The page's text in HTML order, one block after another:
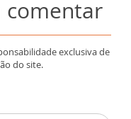
comentar
exclusiva de
do site.